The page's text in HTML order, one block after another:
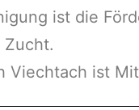
ist die
Zucht.
Viechtach ist